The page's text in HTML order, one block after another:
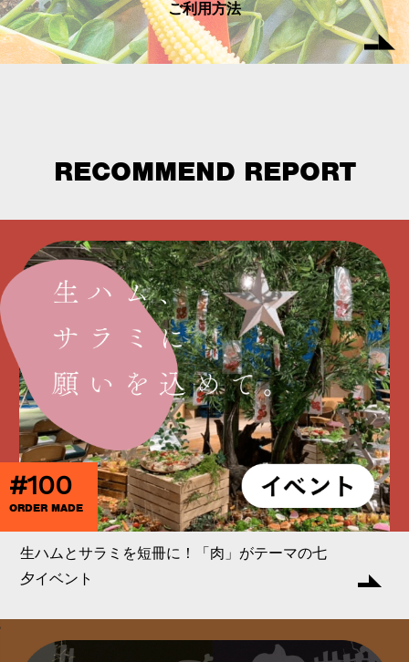
ご利用方法
RECOMMEND REPORT
#100
ORDER MADE
生ハムとサラミを短冊に！「肉」がテーマの七
夕イベント